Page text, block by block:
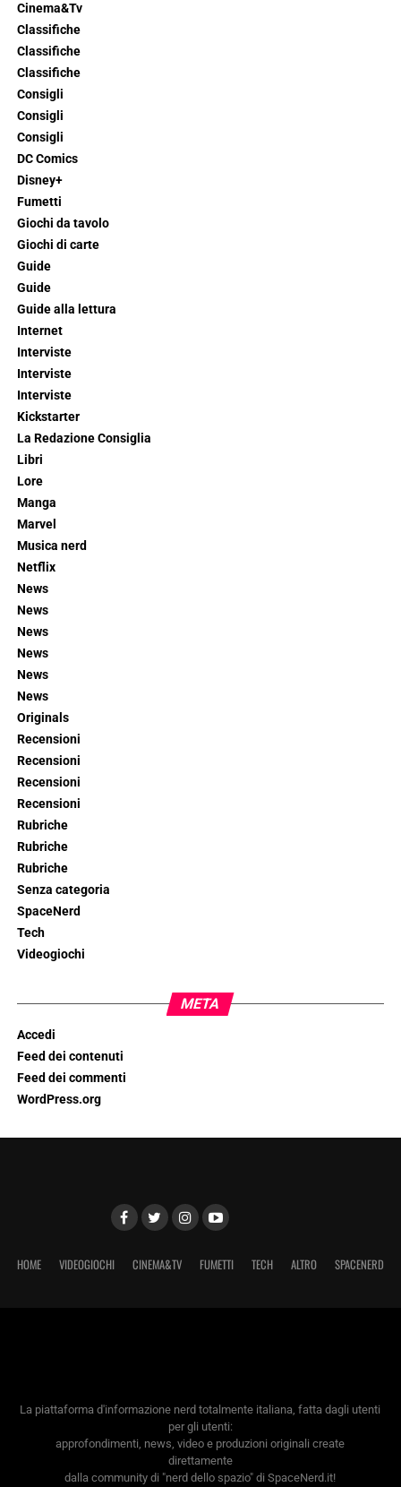
Cinema&Tv
Classifiche
Classifiche
Classifiche
Consigli
Consigli
Consigli
DC Comics
Disney+
Fumetti
Giochi da tavolo
Giochi di carte
Guide
Guide
Guide alla lettura
Internet
Interviste
Interviste
Interviste
Kickstarter
La Redazione Consiglia
Libri
Lore
Manga
Marvel
Musica nerd
Netflix
News
News
News
News
News
News
Originals
Recensioni
Recensioni
Recensioni
Recensioni
Rubriche
Rubriche
Rubriche
Senza categoria
SpaceNerd
Tech
Videogiochi
META
Accedi
Feed dei contenuti
Feed dei commenti
WordPress.org
HOME VIDEOGIOCHI CINEMA&TV FUMETTI TECH ALTRO SPACENERD
La piattaforma d'informazione nerd totalmente italiana, fatta dagli utenti
per gli utenti:
approfondimenti, news, video e produzioni originali create
direttamente
dalla community di "nerd dello spazio" di SpaceNerd.it!